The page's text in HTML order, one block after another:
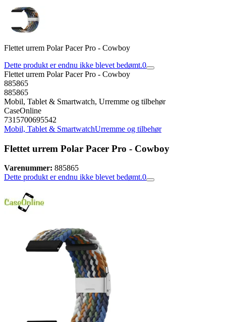
Flettet urrem Polar Pacer Pro - Cowboy
Dette produkt er endnu ikke blevet bedømt.0
Flettet urrem Polar Pacer Pro - Cowboy
885865
885865
Mobil, Tablet & Smartwatch, Urremme og tilbehør
CaseOnline
7315700695542
Mobil, Tablet & SmartwatchUrremme og tilbehør
Flettet urrem Polar Pacer Pro - Cowboy
Varenummer: 885865
Dette produkt er endnu ikke blevet bedømt.0